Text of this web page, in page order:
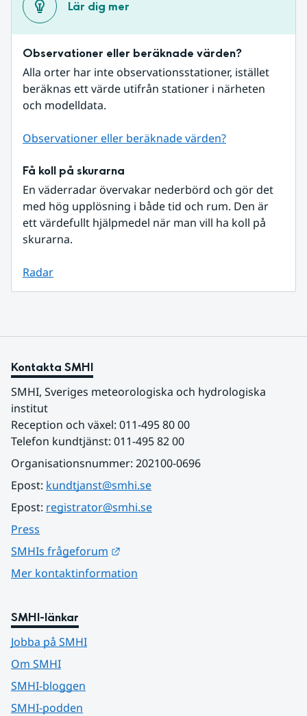
Lär dig mer
Observationer eller beräknade värden?
Alla orter har inte observationsstationer, istället
beräknas ett värde utifrån stationer i närheten
och modelldata.
Observationer eller beräknade värden?
Få koll på skurarna
En väderradar övervakar nederbörd och gör det
med hög upplösning i både tid och rum. Den är
ett värdefullt hjälpmedel när man vill ha koll på
skurarna.
Radar
Kontakta SMHI
SMHI, Sveriges meteorologiska och hydrologiska
institut
Reception och växel: 011-495 80 00
Telefon kundtjänst: 011-495 82 00
Organisationsnummer: 202100-0696
Epost: kundtjanst@smhi.se
Epost: registrator@smhi.se
Press
SMHIs frågeforum
Mer kontaktinformation
SMHI-länkar
Jobba på SMHI
Om SMHI
SMHI-bloggen
SMHI-podden